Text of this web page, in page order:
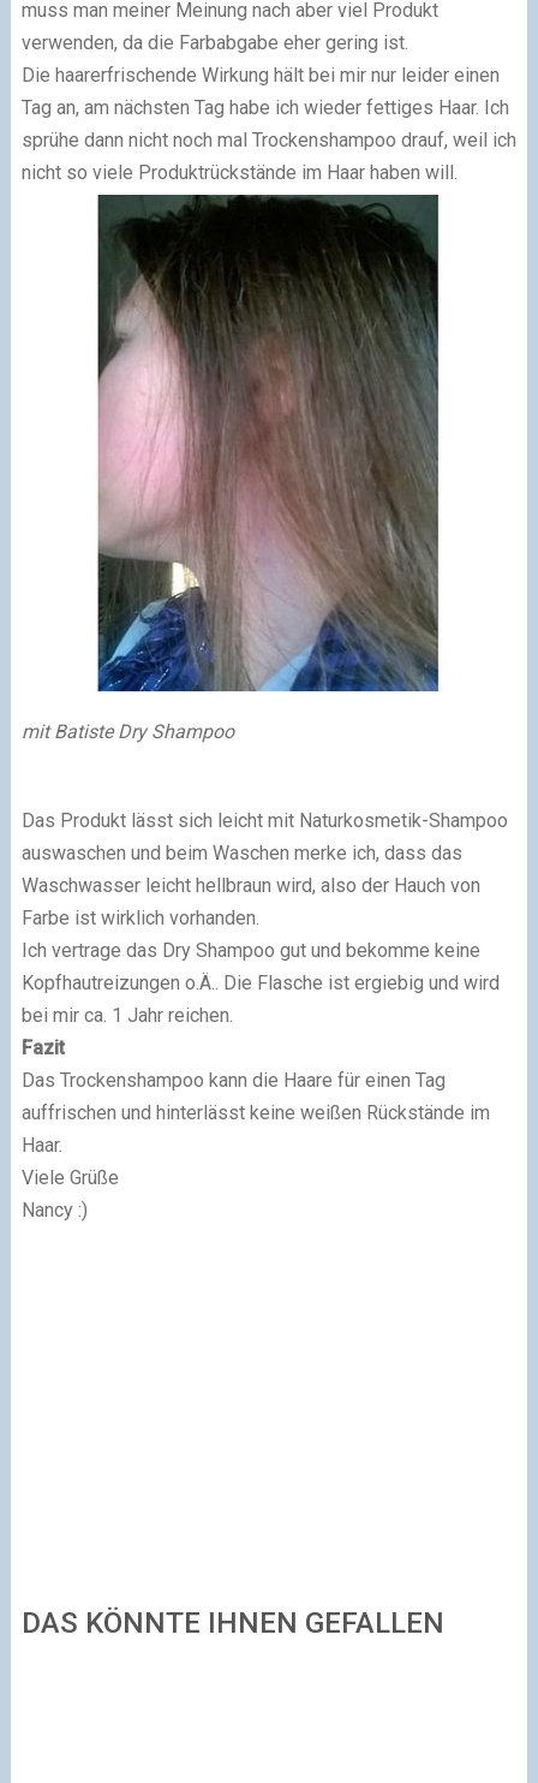
muss man meiner Meinung nach aber viel Produkt
verwenden, da die Farbabgabe eher gering ist.
Die haarerfrischende Wirkung hält bei mir nur leider einen
Tag an, am nächsten Tag habe ich wieder fettiges Haar. Ich
sprühe dann nicht noch mal Trockenshampoo drauf, weil ich
nicht so viele Produktrückstände im Haar haben will.
mit Batiste Dry Shampoo
Das Produkt lässt sich leicht mit Naturkosmetik-Shampoo
auswaschen und beim Waschen merke ich, dass das
Waschwasser leicht hellbraun wird, also der Hauch von
Farbe ist wirklich vorhanden.
Ich vertrage das Dry Shampoo gut und bekomme keine
Kopfhautreizungen o.Ä.. Die Flasche ist ergiebig und wird
bei mir ca. 1 Jahr reichen.
Fazit
Das Trockenshampoo kann die Haare für einen Tag
auffrischen und hinterlässt keine weißen Rückstände im
Haar.
Viele Grüße
Nancy :)
DAS KÖNNTE IHNEN GEFALLEN